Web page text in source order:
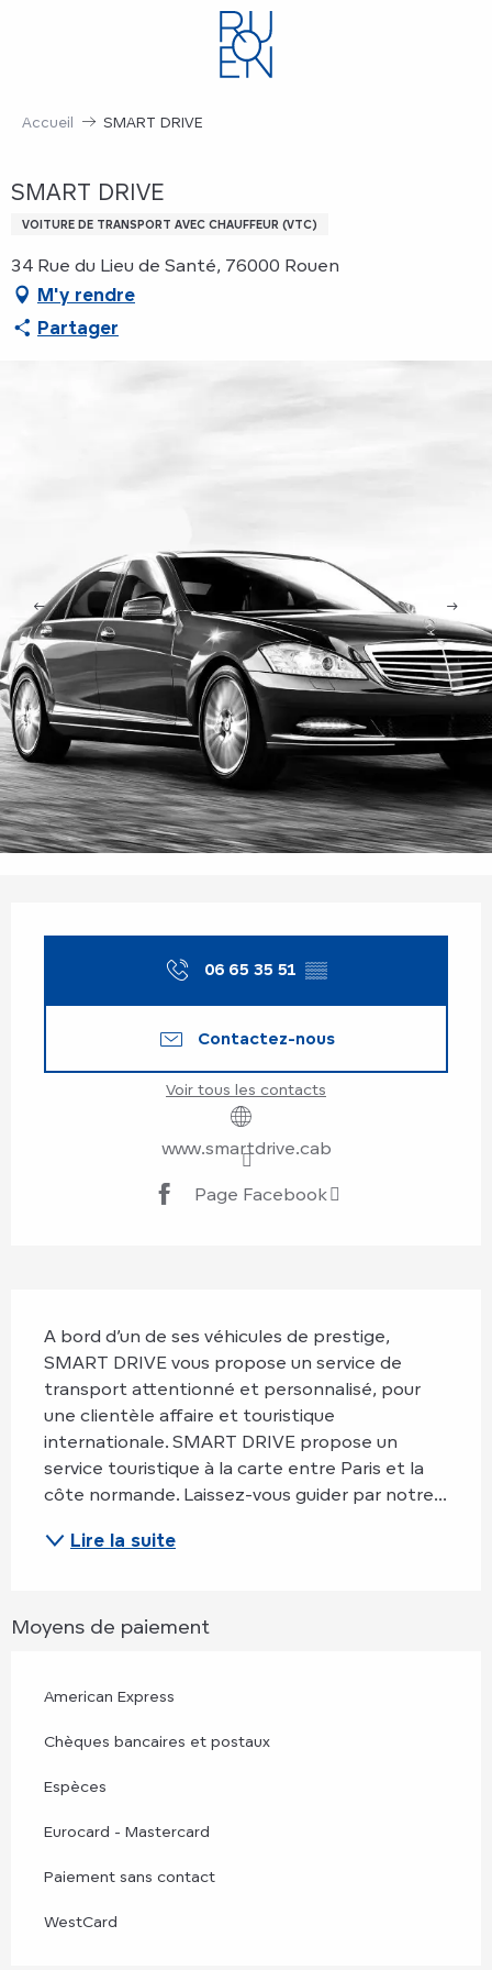
Accueil SMART DRIVE
SMART DRIVE
VOITURE DE TRANSPORT AVEC CHAUFFEUR (VTC)
34 Rue du Lieu de Santé, 76000 Rouen
M'y rendre
Partager
06 65 35 51 ▒▒
Contactez-nous
Voir tous les contacts
www.smartdrive.cab
Page Facebook
A bord d’un de ses véhicules de prestige,
SMART DRIVE vous propose un service de
transport attentionné et personnalisé, pour
une clientèle affaire et touristique
internationale. SMART DRIVE propose un
service touristique à la carte entre Paris et la
côte normande. Laissez-vous guider par notre...
Lire la suite
Moyens de paiement
American Express
Chèques bancaires et postaux
Espèces
Eurocard - Mastercard
Paiement sans contact
WestCard